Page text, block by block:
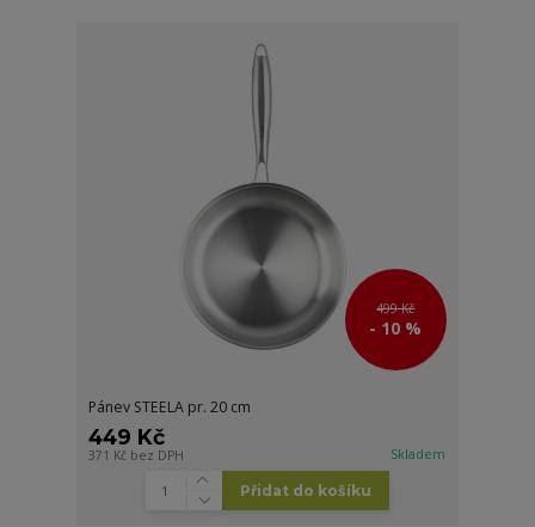
499 Kč
- 10 %
Pánev STEELA pr. 20 cm
449 Kč
371 Kč bez DPH Skladem
Přidat do košíku